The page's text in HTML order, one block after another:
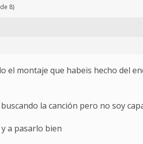
8)
el montaje que habeis hecho del
la canción pero no soy
a pasarlo bien